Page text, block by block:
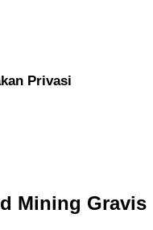
Privasi
Mining Gravis